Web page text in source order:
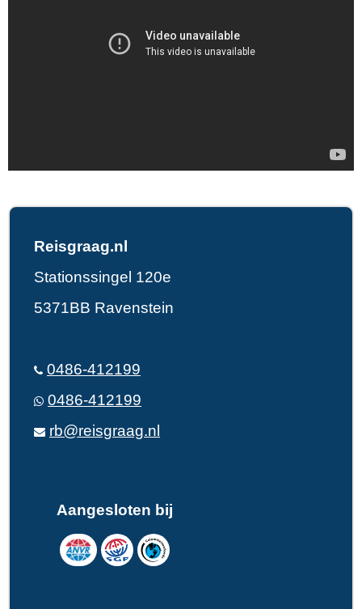
Reisgraag.nl
Stationssingel 120e
5371BB Ravenstein
0486-412199
0486-412199
rb@reisgraag.nl
Aangesloten bij